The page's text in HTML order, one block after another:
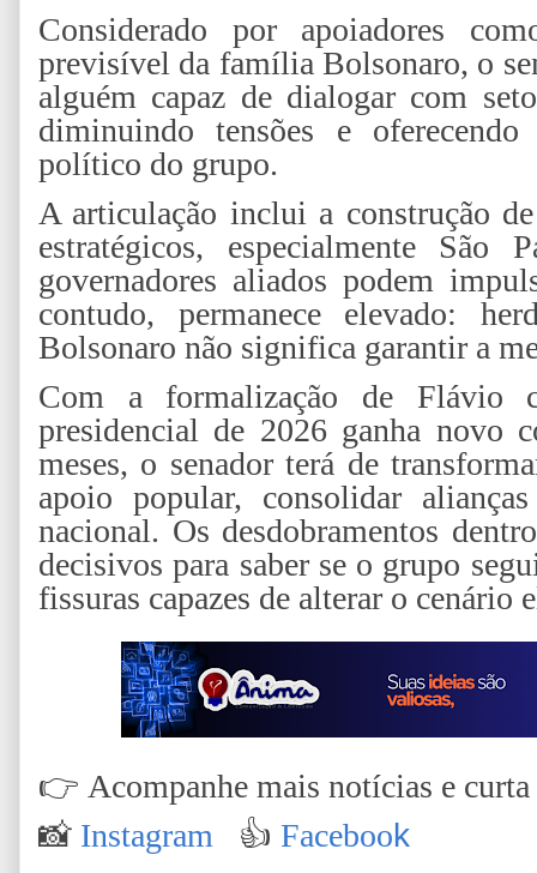
Considerado por apoiadores
previsível da família Bolsonaro, o
alguém capaz de dialogar com
diminuindo tensões e
político do grupo.
A articulação inclui a construção
estratégicos, especialmente
governadores aliados podem
contudo, permanece elevado:
Bolsonaro não significa garantir a
Com a formalização de Flávio
presidencial de 2026 ganha novo
meses, o senador terá de
apoio popular, consolidar
nacional. Os desdobramentos
decisivos para saber se o grupo
fissuras capazes de alterar o cenário
👉 Acompanhe mais notícias e curta
📸 Instagram 👍 Facebook